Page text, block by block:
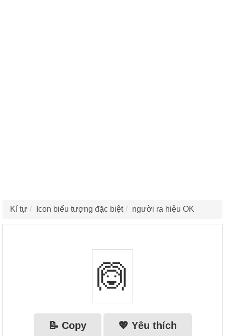
Kí tự Icon biểu tượng đặc biệt người ra hiệu OK
🙆
📝 Copy 💖 Yêu thích